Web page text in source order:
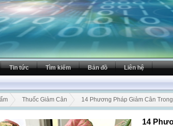
Tin tức Tìm kiếm Bản đồ Liên hệ
Thuốc Giảm Cân 14 Phương Pháp Giảm Cân
14